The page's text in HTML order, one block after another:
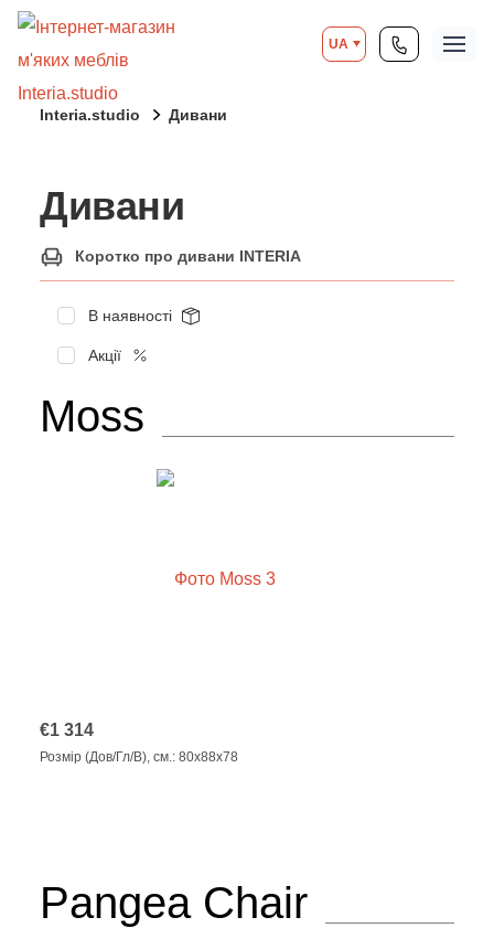
UA
Interia.studio Дивани
Дивани
Коротко про дивани INTERIA
В наявності
Акції
Moss
€1 314
Розмір (Дов/Гл/В), см.: 80х88х78
Pangea Chair